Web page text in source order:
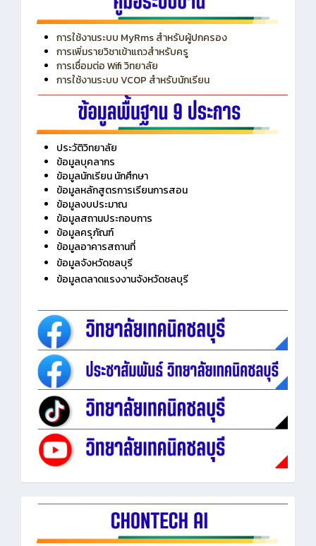
การใช้งานระบบ MyRms สำหรับผู้ปกครอง
การเพิ่มรายวิชาเข้าแถวสำหรับครู
การเชื่อมต่อ Wifi วิทยาลัย
การใช้งานระบบ VCOP สำหรับนักเรียน
ประวัติวิทยาลัย
ข้อมูลบุคลากร
ข้อมูลนักเรียน นักศึกษา
ข้อมูลหลักสูตรการเรียนการสอน
ข้อมูลงบประมาณ
ข้อมูลสถานประกอบการ
ข้อมูลครุภัณฑ์
ข้อมูลอาคารสถานที่
ข้อมูลจังหวัดชลบุรี
ข้อมูลตลาดแรงงานจังหวัดชลบุรี